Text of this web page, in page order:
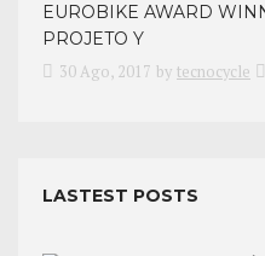
EUROBIKE AWARD
PROJETO Y
30 Ago, 2017 by tecnocycle
LASTEST POSTS